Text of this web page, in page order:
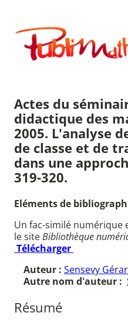
contenu
Publimath
Actes du
didactique des
2005. L'analyse
de classe et de
dans une
319-320.
Eléments de
Un fac-similé numérique
le siteBibliothèque
Télécharger
Auteur : Sensevy
Autre nom d'auteur :
Résumé